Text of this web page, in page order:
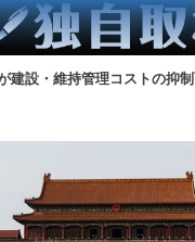
建設・維持管理コストの抑